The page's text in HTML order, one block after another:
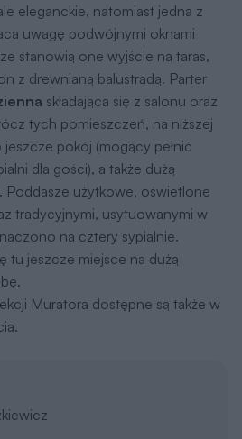
eleganckie, natomiast jedna z
uwagę podwójnymi oknami
stanowią one wyjście na taras,
z drewnianą balustradą. Parter
składająca się z salonu oraz
tych pomieszczeń, na niższej
pokój (mogący pełnić
dla gości), a także dużą
Poddasze użytkowe, oświetlone
tradycyjnymi, usytuowanymi w
na cztery sypialnie.
tu jeszcze miejsce na dużą
Muratora dostępne są także w